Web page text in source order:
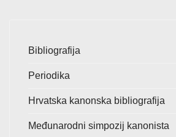
Bibliografija
Periodika
Hrvatska kanonska bibliografija
Međunarodni simpozij kanonista